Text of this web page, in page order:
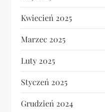
Kwiecień 2025
Marzec 2025
Luty 2025
Styczeń 2025
Grudzień 2024